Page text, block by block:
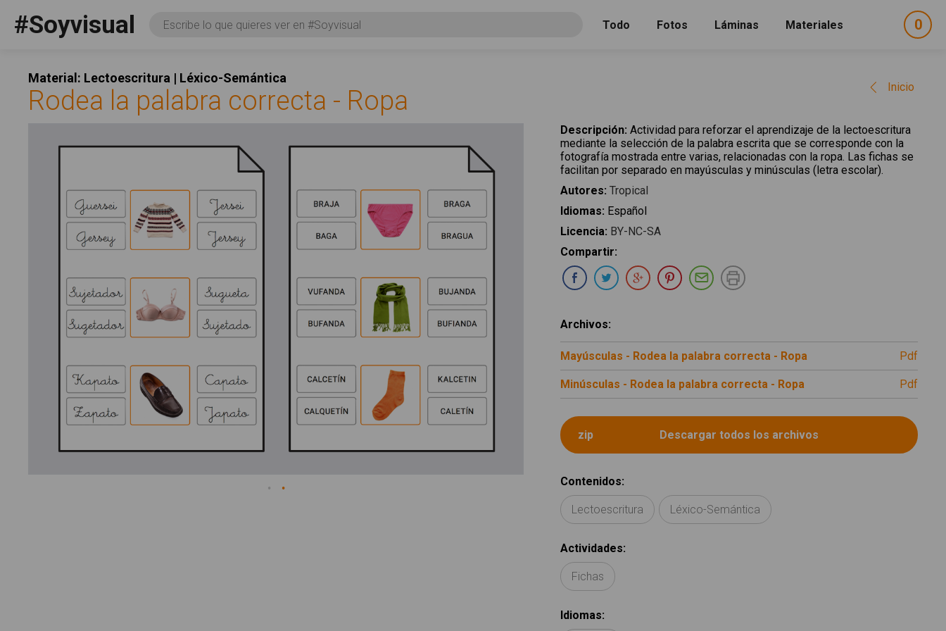
#Soyvisual Consulta Todo Fotos Láminas Materiales 0
Material: Lectoescritura | Léxico-Semántica
Inicio
Rodea la palabra correcta - Ropa
Descripción: Actividad para reforzar el aprendizaje de la lectoescritura
mediante la selección de la palabra escrita que se corresponde con la
fotografía mostrada entre varias, relacionadas con la ropa. Las fichas se
facilitan por separado en mayúsculas y minúsculas (letra escolar).
Autores: Tropical
Idiomas: Español
Licencia: BY-NC-SA
Compartir:
Compartir en Facebook
Compartir en Twitter
Compartir en Google Plus
Compartir en Pinterest
Compartir por E-mail
Archivos:
Mayúsculas - Rodea la palabra correcta - Ropa pdf
Minúsculas - Rodea la palabra correcta - Ropa pdf
Contenidos:
Lectoescritura Léxico-Semántica
Actividades:
Fichas
Idiomas:
Social
FacebookYouTubeTwitter